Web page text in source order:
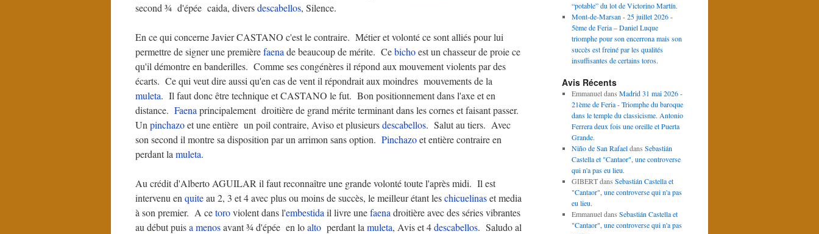
second ¾ d'épée caida, diversdescabellos, Silence.
En ce qui concerne Javier CASTANO c'est le contraire. Métier et volonté ce sont alliés pour lui
permettre de signer une premièrefaena de beaucoup de mérite. Cebichoest un chasseur de proie ce
qu'il démontre en banderilles. Comme ses congénères il répond aux mouvement violents par des
écarts. Ce qui veut dire aussi qu'en cas de vent il répondrait aux moindres mouvements de la
muleta. Il faut donc être technique et CASTANO le fut. Bon positionnement dans l'axe et en
distance. Faena principalement droitière de grand mérite terminant dans les cornes et faisant passer.
Un pinchazoet une entière un poil contraire, Aviso et plusieursdescabellos. Salut au tiers. Avec
son second il montre sa disposition par un arrimon sans option. Pinchazoet entière contraire en
perdant la muleta.
Au crédit d'Alberto AGUILAR il faut reconnaître une grande volonté toute l'après midi. Il est
intervenu en quiteau 2, 3 et 4 avec plus ou moins de succès, le meilleur étant leschicuelinaset media
à son premier. A cetoroviolent dans l'embestida il livre unefaena droitière avec des séries vibrantes
au début puisa menosavant ¾ d'épée en loalto perdant la muleta, Avis et 4descabellos. Saludo al
“potable” du lot de Victorino Martín.
Mont-de-Marsan - 25 juillet 2026 -
5ème de Feria – Daniel Luque
triomphe pour son encerrona mais son
succès est freiné par les qualités
insuffisantes de certains toros.
Avis Récents
Emmanueldans Madrid 31 mai 2026 -
21ème de Feria - Triomphe du baroque
dans le temple du classicisme. Antonio
Ferrera deux fois une oreille et Puerta
Grande.
Niño de San Rafaeldans Sebastián
Castella et "Cantaor", une controverse
qui n'a pas eu lieu.
GIBERTdans Sebastián Castella et
"Cantaor", une controverse qui n'a pas
eu lieu.
Emmanueldans Sebastián Castella et
"Cantaor", une controverse qui n'a pas